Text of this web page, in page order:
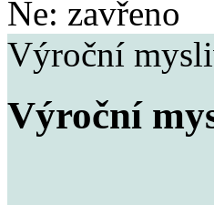
Ne: zavřeno
Výroční
Výroční